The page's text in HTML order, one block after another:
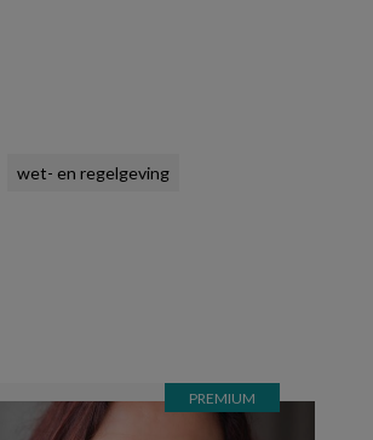
wet- en regelgeving